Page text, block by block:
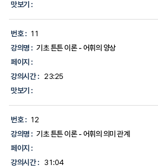
맛보기 :
번호 : 11
강의명 : 기초 튼튼 이론 - 어휘의 양상
페이지 :
강의시간 :
23:25
맛보기 :
번호 : 12
강의명 : 기초 튼튼 이론 - 어휘의 의미 관계
페이지 :
강의시간 :
31:04